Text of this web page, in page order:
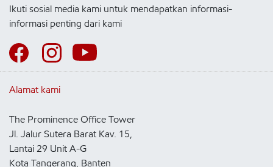
Ikuti sosial media kami untuk mendapatkan informasi-
informasi penting dari kami
Alamat kami
The Prominence Office Tower
Jl. Jalur Sutera Barat Kav. 15,
Lantai 29 Unit A-G
Kota Tangerang, Banten